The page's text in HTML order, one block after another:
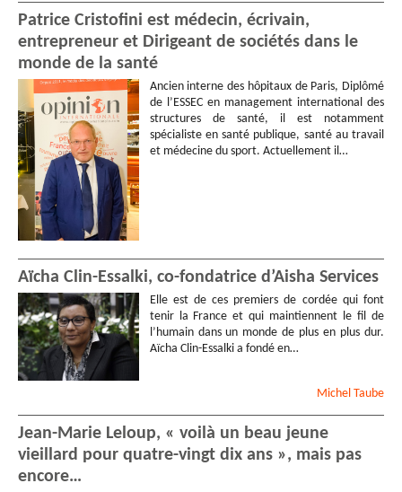
Patrice Cristofini est médecin, écrivain,
entrepreneur et Dirigeant de sociétés dans le
monde de la santé
Ancien interne des hôpitaux de Paris, Diplômé
de l’ESSEC en management international des
structures de santé, il est notamment
spécialiste en santé publique, santé au travail
et médecine du sport. Actuellement il…
Aïcha Clin-Essalki, co-fondatrice d’Aisha Services
Elle est de ces premiers de cordée qui font
tenir la France et qui maintiennent le fil de
l’humain dans un monde de plus en plus dur.
Aïcha Clin-Essalki a fondé en…
Michel Taube
Jean-Marie Leloup, « voilà un beau jeune
vieillard pour quatre-vingt dix ans », mais pas
encore…